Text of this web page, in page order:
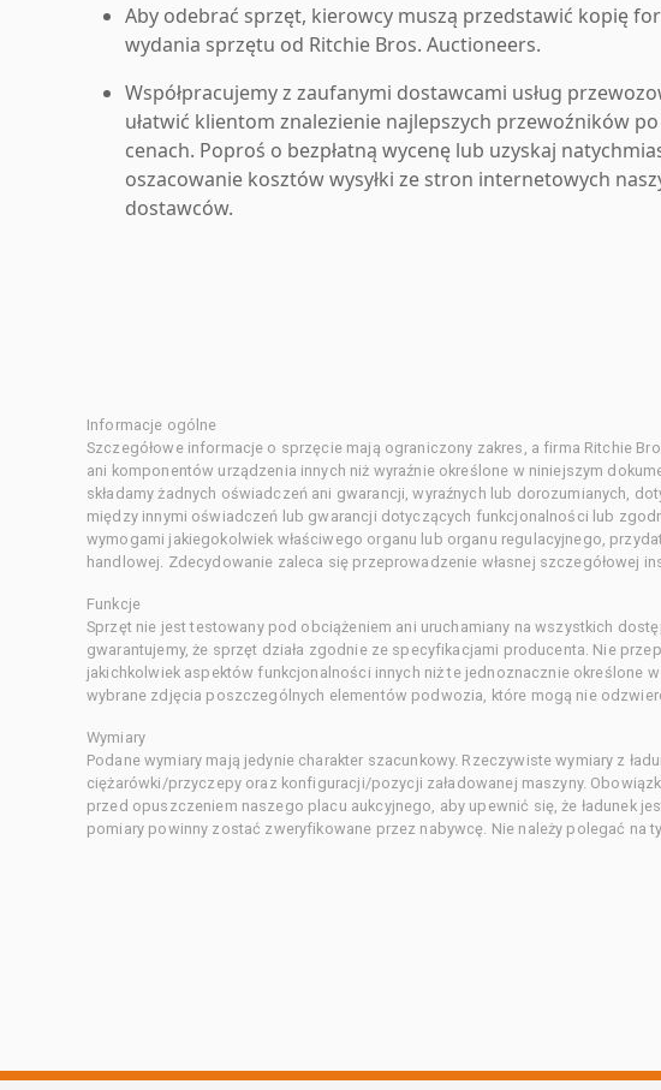
Aby odebrać sprzęt, kierowcy muszą przedstawić kopię
wydania sprzętu od Ritchie Bros. Auctioneers.
Współpracujemy z zaufanymi dostawcami usług
ułatwić klientom znalezienie najlepszych przewoźników
cenach. Poproś o bezpłatną wycenę lub uzyskaj
oszacowanie kosztów wysyłki ze stron internetowych
dostawców.
Informacje ogólne
Szczegółowe informacje o sprzęcie mają ograniczony zakres, a firma Ritchie
ani komponentów urządzenia innych niż wyraźnie określone w niniejszym
składamy żadnych oświadczeń ani gwarancji, wyraźnych lub dorozumianych,
między innymi oświadczeń lub gwarancji dotyczących funkcjonalności lub
wymogami jakiegokolwiek właściwego organu lub organu regulacyjnego,
handlowej. Zdecydowanie zaleca się przeprowadzenie własnej szczegółowej
Funkcje
Sprzęt nie jest testowany pod obciążeniem ani uruchamiany na wszystkich
gwarantujemy, że sprzęt działa zgodnie ze specyfikacjami producenta. Nie
jakichkolwiek aspektów funkcjonalności innych niż te jednoznacznie określone
wybrane zdjęcia poszczególnych elementów podwozia, które mogą nie
Wymiary
Podane wymiary mają jedynie charakter szacunkowy. Rzeczywiste wymiary z
ciężarówki/przyczepy oraz konfiguracji/pozycji załadowanej maszyny.
przed opuszczeniem naszego placu aukcyjnego, aby upewnić się, że ładunek
pomiary powinny zostać zweryfikowane przez nabywcę. Nie należy polegać na